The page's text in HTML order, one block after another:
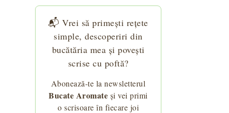
📬 Vrei să primești rețete
simple, descoperiri din
bucătăria mea și povești
scrise cu poftă?
Abonează-te la newsletterul
Bucate Aromate și vei primi
o scrisoare în fiecare joi